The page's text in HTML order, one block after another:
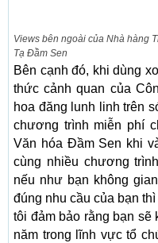
Views bên ngoài của Nhà hàng
Tạ Đầm Sen
Bên cạnh đó, khi dùng
thức cảnh quan của
hoa đăng lunh linh trên
chương trình miễn phí
Văn hóa Đầm Sen khi
cùng nhiều chương
nếu như bạn không
đúng nhu cầu của bạn
tôi đảm bảo rằng bạn
năm trong lĩnh vực tổ